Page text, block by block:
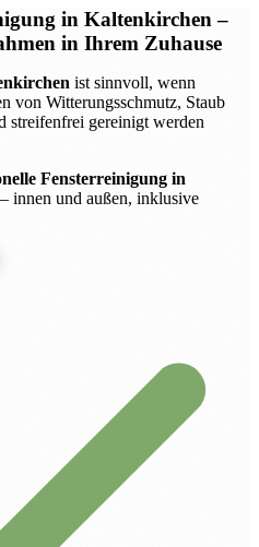
in Kaltenkirchen–
in Ihrem Zuhause
ist sinnvoll, wenn
von Witterungsschmutz, Staub
streifenfrei gereinigt werden
Fensterreinigung in
innen und außen, inklusive